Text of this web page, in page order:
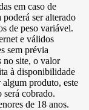
em caso de
ser alterado
de peso variável.
e válidos
sem prévia
no site, o valor
à disponibilidade
algum produto, este
será cobrado.
de 18 anos.